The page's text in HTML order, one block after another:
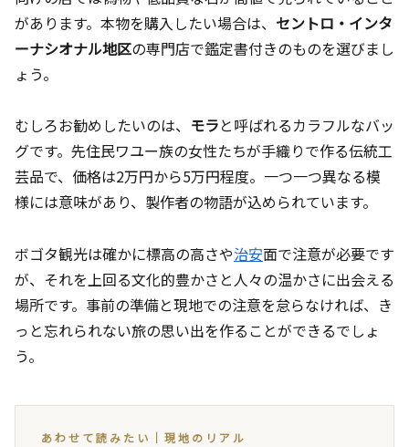
があります。本物を購入したい場合は、 セントロ・インタ
ーナシオナル地区の専門店で鑑定書付きのものを選びまし
ょう。
むしろお勧めしたいのは、 モラと呼ばれるカラフルなバッ
グです。先住民ワユー族の女性たちが手織りで作る伝統工
芸品で、価格は2万円から5万円程度。一つ一つ異なる模
様には意味があり、製作者の物語が込められています。
ボゴタ観光は確かに標高の高さや治安面で注意が必要です
が、それを上回る文化的豊かさと人々の温かさに出会える
場所です。事前の準備と現地での注意を怠らなければ、き
っと忘れられない旅の思い出を作ることができるでしょ
う。
あわせて読みたい｜現地のリアル